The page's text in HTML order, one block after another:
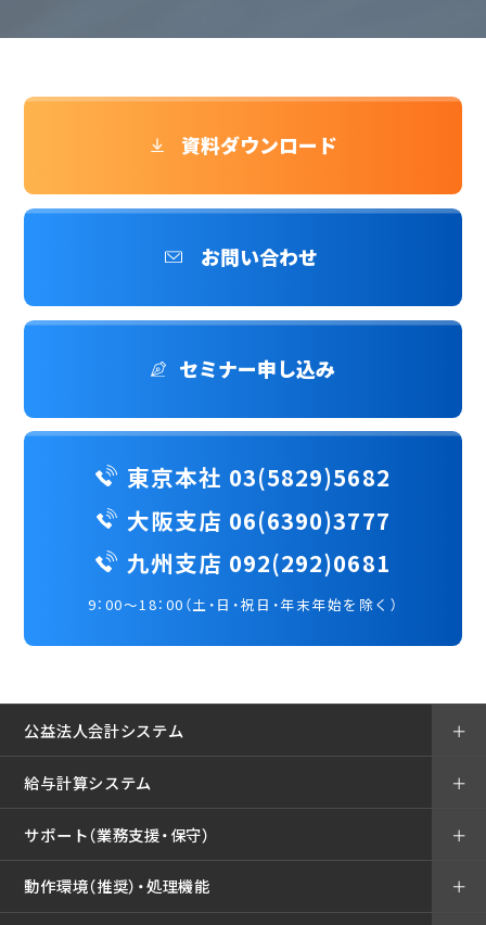
資料ダウンロード
お問い合わせ
セミナー申し込み
東京本社 03(5829)5682
大阪支店 06(6390)3777
九州支店 092(292)0681
9：00～18：00（土・日・祝日・年末年始を除く）
公益法人会計システム ＋
給与計算システム ＋
サポート（業務支援・保守） ＋
動作環境（推奨）・処理機能 ＋